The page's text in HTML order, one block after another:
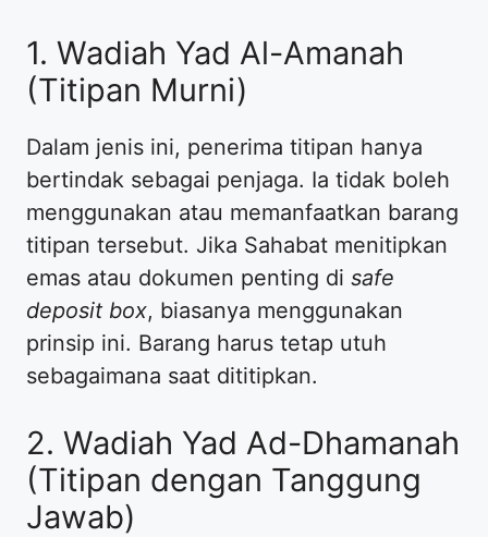
​1. Wadiah Yad Al-Amanah
(Titipan Murni)
​Dalam jenis ini, penerima titipan hanya
bertindak sebagai penjaga. Ia tidak boleh
menggunakan atau memanfaatkan barang
titipan tersebut. Jika Sahabat menitipkan
emas atau dokumen penting di safe
deposit box, biasanya menggunakan
prinsip ini. Barang harus tetap utuh
sebagaimana saat dititipkan.
​2. Wadiah Yad Ad-Dhamanah
(Titipan dengan Tanggung
Jawab)